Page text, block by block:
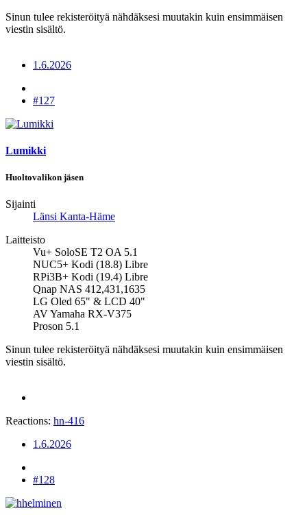
Sinun tulee rekisteröityä nähdäksesi muutakin kuin ensimmäisen
viestin sisältö.
1.6.2026
#127
Lumikki
Huoltovalikon jäsen
Sijainti
Länsi Kanta-Häme
Laitteisto
Vu+ SoloSE T2 OA 5.1
NUC5+ Kodi (18.8) Libre
RPi3B+ Kodi (19.4) Libre
Qnap NAS 412,431,1635
LG Oled 65" & LCD 40"
AV Yamaha RX-V375
Proson 5.1
Sinun tulee rekisteröityä nähdäksesi muutakin kuin ensimmäisen
viestin sisältö.
Reactions: hn-416
1.6.2026
#128